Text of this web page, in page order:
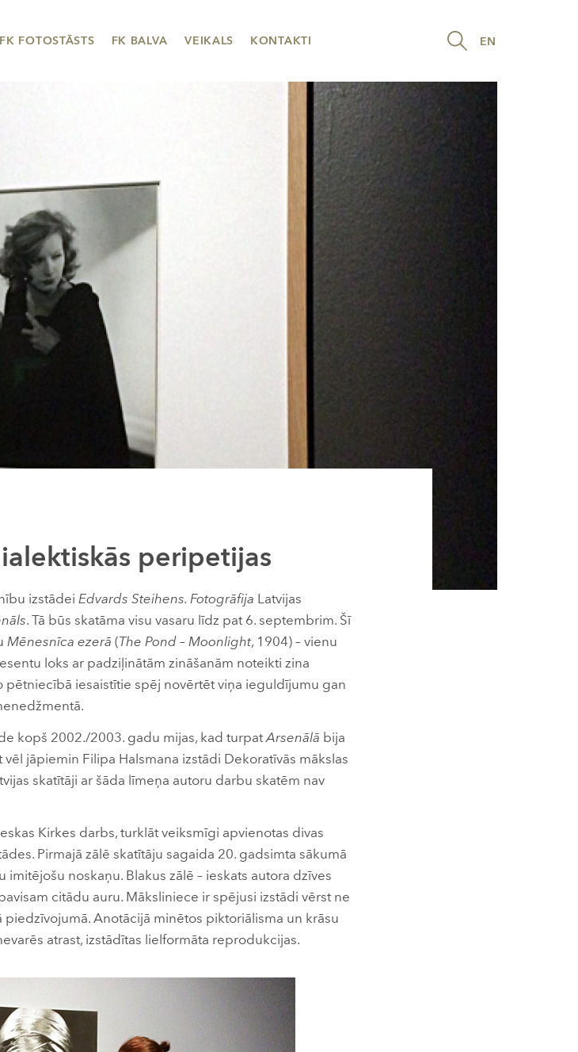
EN
FK FOTOSTĀSTS FK BALVA VEIKALS KONTAKTI
peripetijas
izstādei Edvards Steihens. Fotogrāfija Latvijas
. Tā būs skatāma visu vasaru līdz pat 6. septembrim. Šī
Mēnesnīca ezerā (The Pond – Moonlight, 1904) – vienu
loks ar padziļinātām zināšanām noteikti zina
pētniecībā iesaistītie spēj novērtēt viņa ieguldījumu gan
kopš 2002./2003. gadu mijas, kad turpatArsenālā bija
jāpiemin Filipa Halsmana izstādi Dekoratīvās mākslas
skatītāji ar šāda līmeņa autoru darbu skatēm nav
Kirkes darbs, turklāt veiksmīgi apvienotas divas
Pirmajā zālē skatītāju sagaida 20. gadsimta sākumā
noskaņu. Blakus zālē – ieskats autora dzīves
citādu auru. Māksliniece ir spējusi izstādi vērst ne
Anotācijā minētos piktoriālisma un krāsu
atrast, izstādītas lielformāta reprodukcijas.